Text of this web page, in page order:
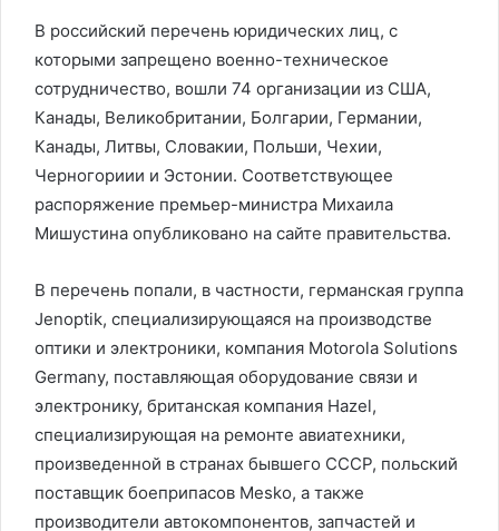
В российский перечень юридических лиц, с
которыми запрещено военно-техническое
сотрудничество, вошли 74 организации из США,
Канады, Великобритании, Болгарии, Германии,
Канады, Литвы, Словакии, Польши, Чехии,
Черногориии и Эстонии. Соответствующее
распоряжение премьер-министра Михаила
Мишустина опубликовано на сайте правительства.
В перечень попали, в частности, германская группа
Jenoptik, специализирующаяся на производстве
оптики и электроники, компания Motorola Solutions
Germany, поставляющая оборудование связи и
электронику, британская компания Hazel,
специализирующая на ремонте авиатехники,
произведенной в странах бывшего СССР, польский
поставщик боеприпасов Mesko, а также
производители автокомпонентов, запчастей и